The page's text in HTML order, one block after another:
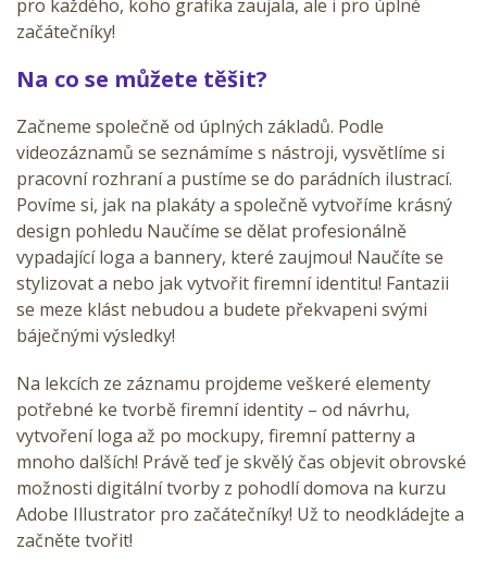
pro každého, koho grafika zaujala, ale i pro úplné
začátečníky!
Na co se můžete těšit?
Začneme společně od úplných základů. Podle
videozáznamů se seznámíme s nástroji, vysvětlíme si
pracovní rozhraní a pustíme se do parádních ilustrací.
Povíme si, jak na plakáty a společně vytvoříme krásný
design pohledu Naučíme se dělat profesionálně
vypadající loga a bannery, které zaujmou! Naučíte se
stylizovat a nebo jak vytvořit firemní identitu! Fantazii
se meze klást nebudou a budete překvapeni svými
báječnými výsledky!
Na lekcích ze záznamu projdeme veškeré elementy
potřebné ke tvorbě firemní identity – od návrhu,
vytvoření loga až po mockupy, firemní patterny a
mnoho dalších! Právě teď je skvělý čas objevit obrovské
možnosti digitální tvorby z pohodlí domova na kurzu
Adobe Illustrator pro začátečníky! Už to neodkládejte a
začněte tvořit!